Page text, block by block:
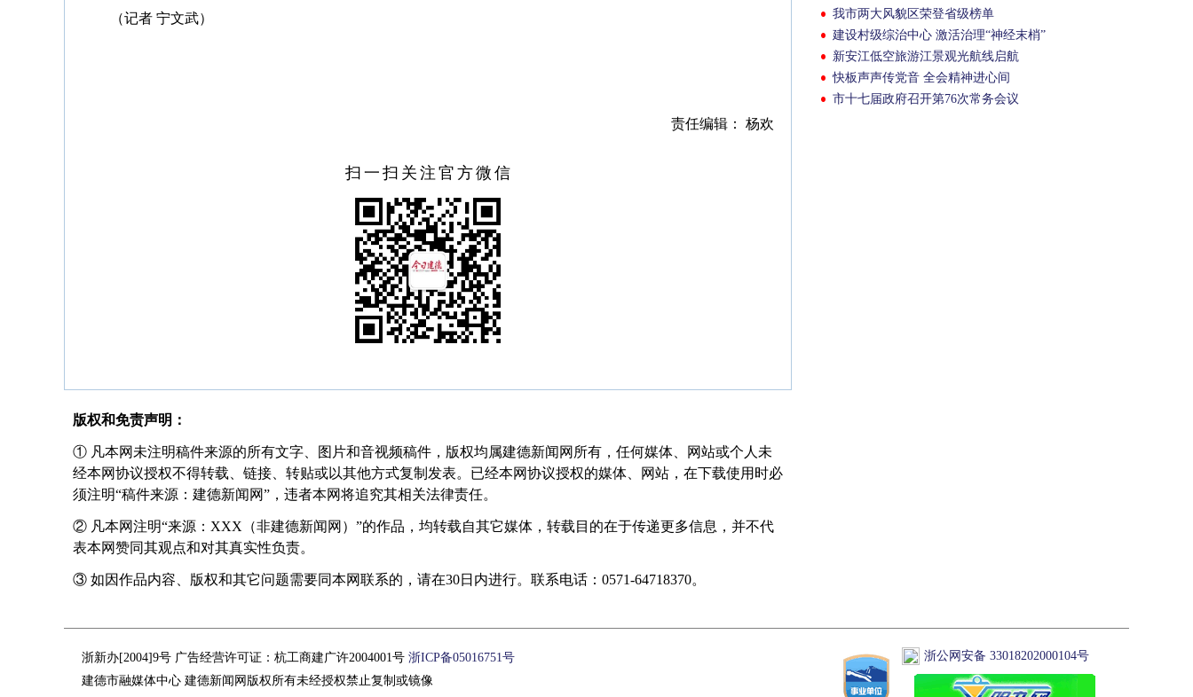
行安全防线
我市两大风貌区荣登省级榜单
建设村级综治中心 激活治理“神经末梢”
新安江低空旅游江景观光航线启航
快板声声传党音 全会精神进心间
市十七届政府召开第76次常务会议
（记者 宁文武）
责任编辑： 杨欢
扫一扫关注官方微信
版权和免责声明：
① 凡本网未注明稿件来源的所有文字、图片和音视频稿件，版权均属建德新闻网所有，任何媒体、网站或个人未
经本网协议授权不得转载、链接、转贴或以其他方式复制发表。已经本网协议授权的媒体、网站，在下载使用时必
须注明“稿件来源：建德新闻网”，违者本网将追究其相关法律责任。
② 凡本网注明“来源：XXX（非建德新闻网）”的作品，均转载自其它媒体，转载目的在于传递更多信息，并不代
表本网赞同其观点和对其真实性负责。
③ 如因作品内容、版权和其它问题需要同本网联系的，请在30日内进行。联系电话：0571-64718370。
浙公网安备 33018202000104号
浙新办[2004]9号 广告经营许可证：杭工商建广许2004001号 浙ICP备05016751号
建德市融媒体中心 建德新闻网版权所有未经授权禁止复制或镜像